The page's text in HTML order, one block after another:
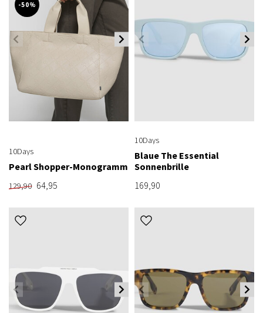
-50%
10Days
Pearl Shopper-Monogramm
129,90 64,95
10Days
Blaue The Essential
Sonnenbrille
169,90